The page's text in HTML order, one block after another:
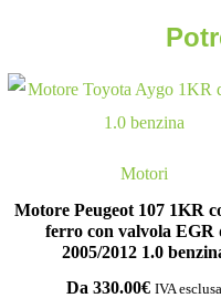
Motori
Motore Peugeot 107 1KR
ferro con valvola EGR
2005/2012 1.0
Da 330.00€ IVA esclusa